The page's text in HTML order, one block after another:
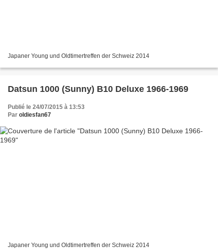
Japaner Young und Oldtimertreffen der Schweiz 2014
Datsun 1000 (Sunny) B10 Deluxe 1966-1969
Publié le 24/07/2015 à 13:53
Par oldiesfan67
Japaner Young und Oldtimertreffen der Schweiz 2014